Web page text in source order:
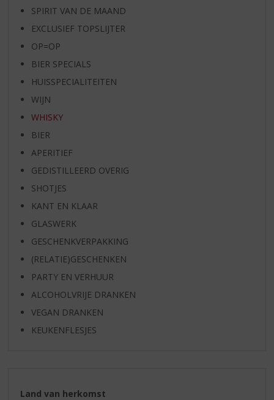
SPIRIT VAN DE MAAND
EXCLUSIEF TOPSLIJTER
OP=OP
BIER SPECIALS
HUISSPECIALITEITEN
WIJN
WHISKY
BIER
APERITIEF
GEDISTILLEERD OVERIG
SHOTJES
KANT EN KLAAR
GLASWERK
GESCHENKVERPAKKING
(RELATIE)GESCHENKEN
PARTY EN VERHUUR
ALCOHOLVRIJE DRANKEN
VEGAN DRANKEN
KEUKENFLESJES
Land van herkomst